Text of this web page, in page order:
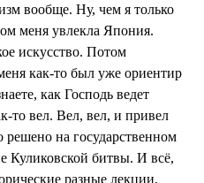
вообще. Ну, чем я только
меня увлекла Япония.
искусство. Потом
как-то был уже ориентир
как Господь ведет
то вел. Вел, вел, и привел
на государственном
Куликовской битвы. И всё,
разные лекции,